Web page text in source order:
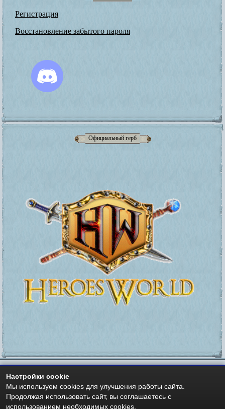
Регистрация
Восстановление забытого пароля
Официальный герб
Мир Героев -https://heroesworld.ru- Heroes World
Авторские права - Copyright © 2006-2026 HeroesWorld.ru
Heroes World (English)
Настройки cookie
Мы используем cookies для улучшения работы сайта.
Продолжая использовать сайт, вы соглашаетесь с
использованием необходимых cookies.